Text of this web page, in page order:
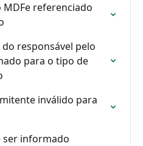
MDFe referenciado
do responsável pelo
para o tipo de
inválido para
ser informado